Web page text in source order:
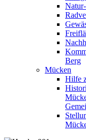
Berg
Mücken
Hilfe